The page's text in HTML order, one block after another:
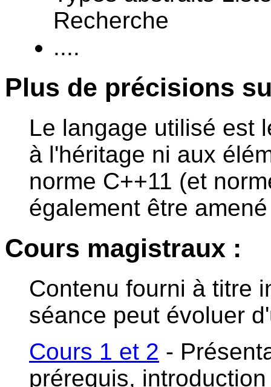
Recherche
....
Plus de précisions
Le langage utilisé est
à l'héritage ni aux
norme C++11 (et
également être
Cours magistraux :
Contenu fourni à titre
séance peut évoluer
Cours 1 et 2 -
prérequis,